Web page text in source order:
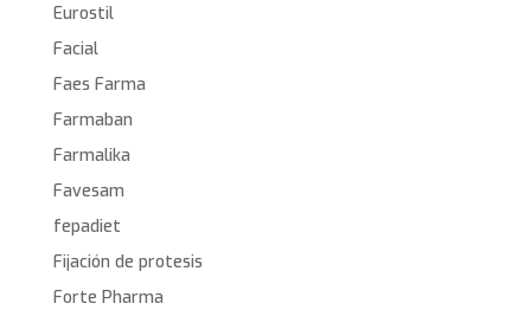
Eurostil
Facial
Faes Farma
Farmaban
Farmalika
Favesam
fepadiet
Fijación de protesis
Forte Pharma